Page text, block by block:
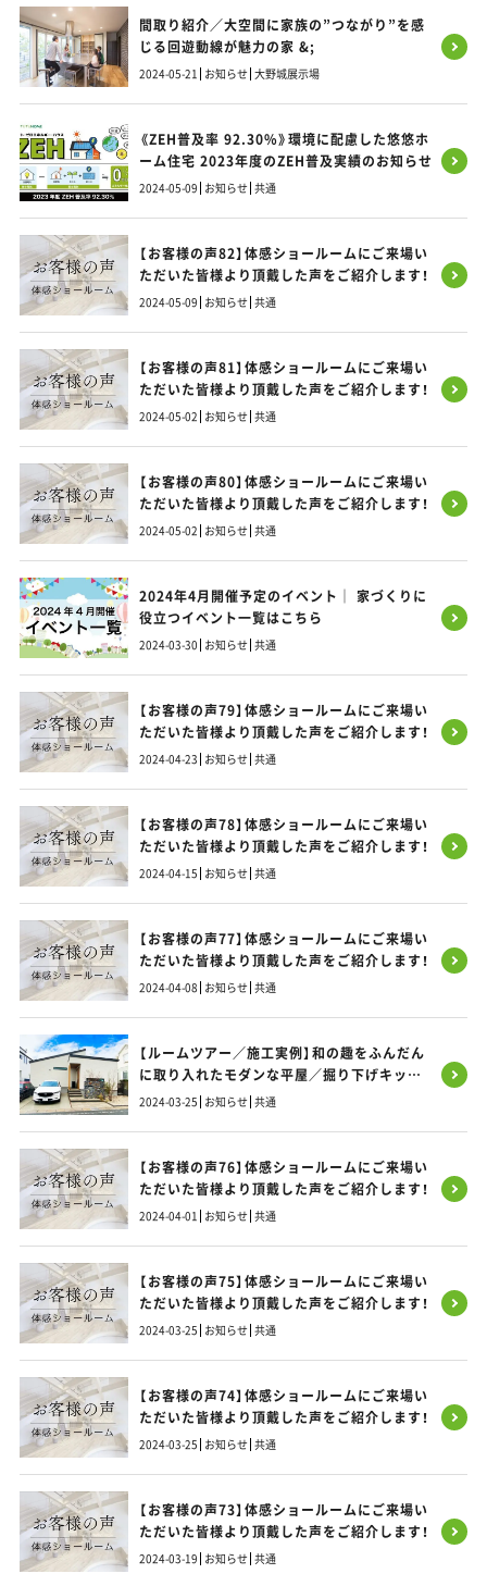
間取り紹介／大空間に家族の”つながり”を感
じる回遊動線が魅力の家 &;
2024-05-21 お知らせ 大野城展示場
《ZEH普及率 92.30%》環境に配慮した悠悠ホ
ーム住宅 2023年度のZEH普及実績のお知らせ
2024-05-09 お知らせ 共通
【お客様の声82】体感ショールームにご来場い
ただいた皆様より頂戴した声をご紹介します！
2024-05-09 お知らせ 共通
【お客様の声81】体感ショールームにご来場い
ただいた皆様より頂戴した声をご紹介します！
2024-05-02 お知らせ 共通
【お客様の声80】体感ショールームにご来場い
ただいた皆様より頂戴した声をご紹介します！
2024-05-02 お知らせ 共通
2024年4月開催予定のイベント｜ 家づくりに
役立つイベント一覧はこちら
2024-03-30 お知らせ 共通
【お客様の声79】体感ショールームにご来場い
ただいた皆様より頂戴した声をご紹介します！
2024-04-23 お知らせ 共通
【お客様の声78】体感ショールームにご来場い
ただいた皆様より頂戴した声をご紹介します！
2024-04-15 お知らせ 共通
【お客様の声77】体感ショールームにご来場い
ただいた皆様より頂戴した声をご紹介します！
2024-04-08 お知らせ 共通
【ルームツアー／施工実例】和の趣をふんだん
に取り入れたモダンな平屋／掘り下げキッチ
ンと造作カウンターが雰囲気アップ
2024-03-25 お知らせ 共通
【お客様の声76】体感ショールームにご来場い
ただいた皆様より頂戴した声をご紹介します！
2024-04-01 お知らせ 共通
【お客様の声75】体感ショールームにご来場い
ただいた皆様より頂戴した声をご紹介します！
2024-03-25 お知らせ 共通
【お客様の声74】体感ショールームにご来場い
ただいた皆様より頂戴した声をご紹介します！
2024-03-25 お知らせ 共通
【お客様の声73】体感ショールームにご来場い
ただいた皆様より頂戴した声をご紹介します！
2024-03-19 お知らせ 共通